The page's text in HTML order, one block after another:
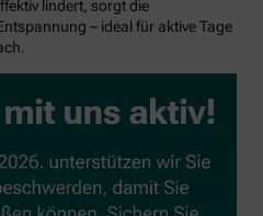
lindert, sorgt die
– ideal für aktive Tage